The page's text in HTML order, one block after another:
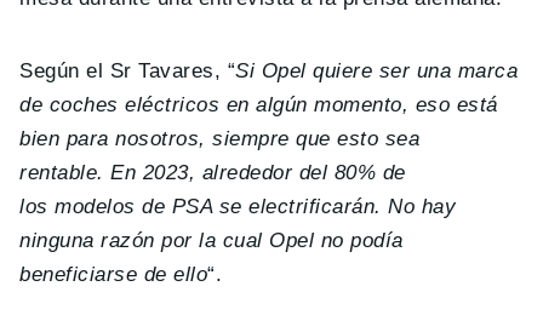
Según el Sr Tavares, “Si Opel quiere ser una marca
de coches eléctricos en algún momento, eso está
bien para nosotros, siempre que esto sea
rentable. En 2023, alrededor del 80% de
los modelos de PSA se electrificarán. No hay
ninguna razón por la cual Opel no podía
beneficiarse de ello“.